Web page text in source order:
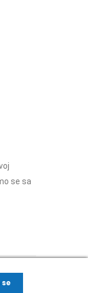
se sa
se